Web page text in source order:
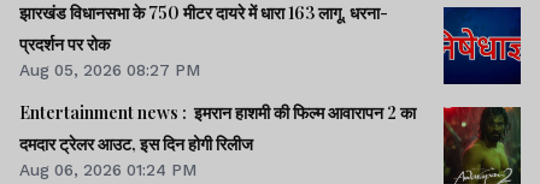
झारखंड विधानसभा के 750 मीटर दायरे में धारा 163 लागू, धरना-
प्रदर्शन पर रोक
Aug 05, 2026 08:27 PM
Entertainment news : इमरान हाशमी की फिल्म आवारापन 2 का
दमदार ट्रेलर आउट, इस दिन होगी रिलीज
Aug 06, 2026 01:24 PM